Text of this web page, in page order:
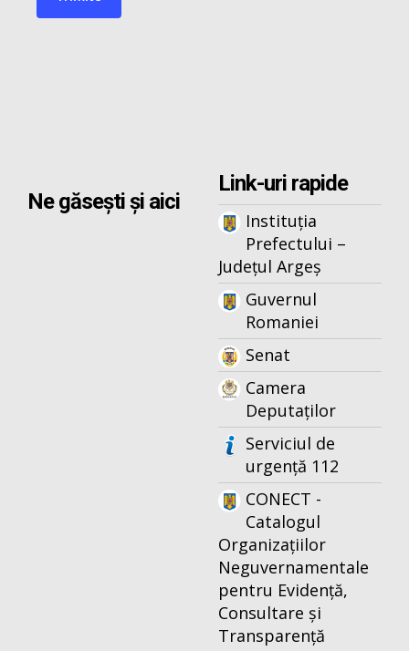
Ne găsești și aici
Link-uri rapide
Instituția
Prefectului –
Județul Argeș
Guvernul
Romaniei
Senat
Camera
Deputaților
Serviciul de
urgență 112
CONECT -
Catalogul
Organizațiilor
Neguvernamentale
pentru Evidență,
Consultare și
Transparență